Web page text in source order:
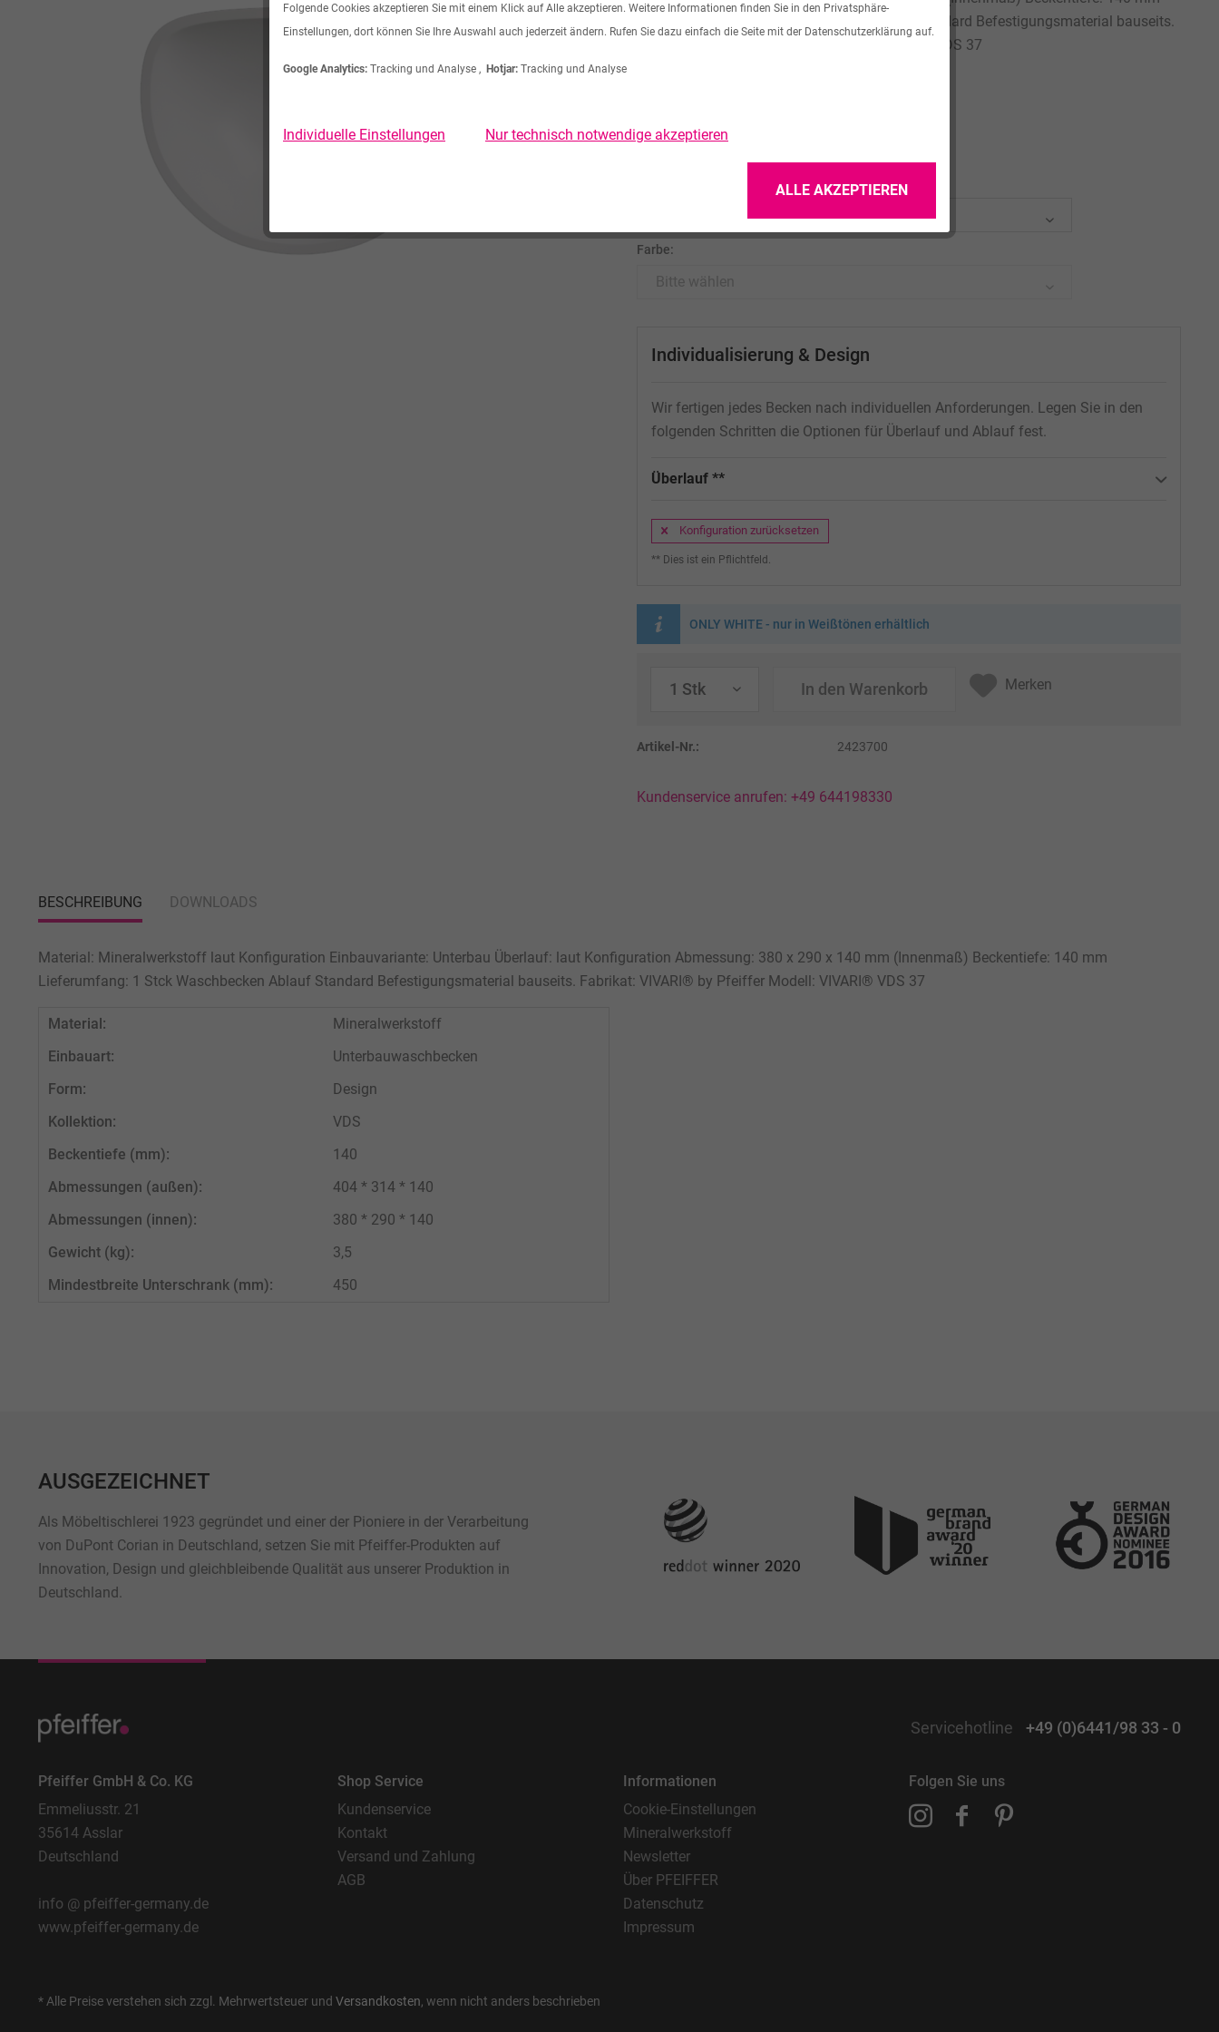
Lieferumfang: 1 Stck Waschbecken Ablauf Standard Befestigungsmaterial bauseits.
Fabrikat: VIVARI® by Pfeiffer Modell: VIVARI® VDS 37
zzgl. Versandkosten
Farbe:
Individualisierung & Design
Wir fertigen jedes Becken nach individuellen Anforderungen. Legen Sie in den
folgenden Schritten die Optionen für Überlauf und Ablauf fest.
Überlauf **
Konfiguration zurücksetzen
** Dies ist ein Pflichtfeld.
ONLY WHITE - nur in Weißtönen erhältlich
In den Warenkorb Merken
Artikel-Nr.: 2423700
Kundenservice anrufen: +49 644198330
BESCHREIBUNG DOWNLOADS
Material: Mineralwerkstoff laut Konfiguration Einbauvariante: Unterbau Überlauf: laut Konfiguration Abmessung: 380 x 290 x 140 mm (Innenmaß) Beckentiefe: 140 mm
Lieferumfang: 1 Stck Waschbecken Ablauf Standard Befestigungsmaterial bauseits. Fabrikat: VIVARI® by Pfeiffer Modell: VIVARI® VDS 37
Material:
Mineralwerkstoff
Einbauart:
Unterbauwaschbecken
Form:
Design
Kollektion:
VDS
Beckentiefe (mm):
140
Abmessungen (außen):
404 * 314 * 140
Abmessungen (innen):
380 * 290 * 140
Gewicht (kg):
3,5
Mindestbreite Unterschrank (mm):
450
AUSGEZEICHNET
Als Möbeltischlerei 1923 gegründet und einer der Pioniere in der Verarbeitung
von DuPont Corian in Deutschland, setzen Sie mit Pfeiffer-Produkten auf
Innovation, Design und gleichbleibende Qualität aus unserer Produktion in
Deutschland.
Servicehotline +49 (0)6441/98 33 - 0
Pfeiffer GmbH & Co. KG
Emmeliusstr. 21
35614 Asslar
Deutschland
info @ pfeiffer-germany.de
www.pfeiffer-germany.de
Shop Service
Kundenservice
Kontakt
Versand und Zahlung
AGB
Informationen
Cookie-Einstellungen
Mineralwerkstoff
Newsletter
Über PFEIFFER
Datenschutz
Impressum
Folgen Sie uns
* Alle Preise verstehen sich zzgl. Mehrwertsteuer und Versandkosten, wenn nicht anders beschrieben
Folgende Cookies akzeptieren Sie mit einem Klick auf Alle akzeptieren. Weitere Informationen finden Sie in den Privatsphäre-
Einstellungen, dort können Sie Ihre Auswahl auch jederzeit ändern. Rufen Sie dazu einfach die Seite mit der Datenschutzerklärung auf.
Google Analytics: Tracking und Analyse , Hotjar: Tracking und Analyse
Individuelle Einstellungen Nur technisch notwendige akzeptieren
ALLE AKZEPTIEREN